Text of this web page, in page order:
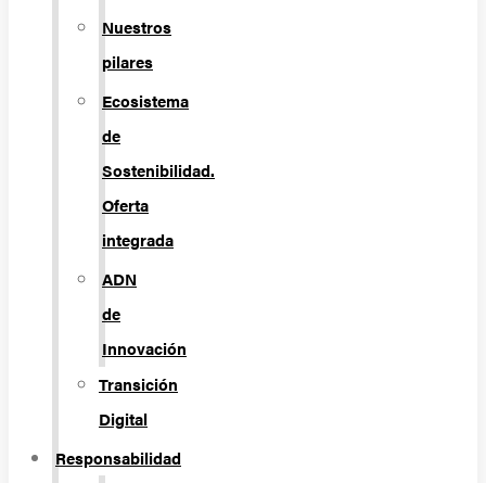
Nuestros
pilares
Ecosistema
de
Sostenibilidad.
Oferta
integrada
ADN
de
Innovación
Transición
Digital
Responsabilidad